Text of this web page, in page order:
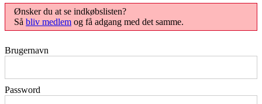
Ønsker du at se indkøbslisten?
Så bliv medlem og få adgang med det samme.
Brugernavn
Password